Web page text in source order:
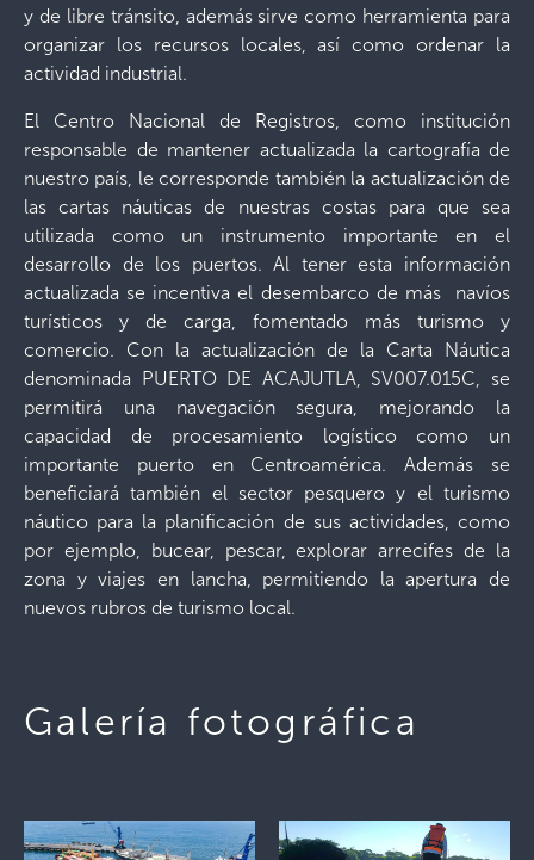
y de libre tránsito, además sirve como herramienta para
organizar los recursos locales, así como ordenar la
actividad industrial.
El Centro Nacional de Registros, como institución
responsable de mantener actualizada la cartografía de
nuestro país, le corresponde también la actualización de
las cartas náuticas de nuestras costas para que sea
utilizada como un instrumento importante en el
desarrollo de los puertos. Al tener esta información
actualizada se incentiva el desembarco de más navíos
turísticos y de carga, fomentado más turismo y
comercio. Con la actualización de la Carta Náutica
denominada PUERTO DE ACAJUTLA, SV007.015C, se
permitirá una navegación segura, mejorando la
capacidad de procesamiento logístico como un
importante puerto en Centroamérica. Además se
beneficiará también el sector pesquero y el turismo
náutico para la planificación de sus actividades, como
por ejemplo, bucear, pescar, explorar arrecifes de la
zona y viajes en lancha, permitiendo la apertura de
nuevos rubros de turismo local.
Galería fotográfica